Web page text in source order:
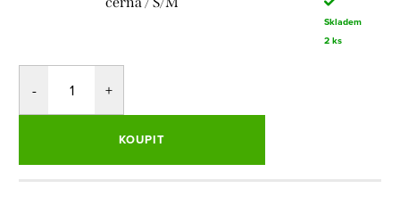
Skladem
2 ks
KOUPIT